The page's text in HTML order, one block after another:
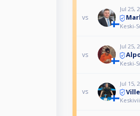
vs
Jul 25,
Keski-
vs
Jul 25,
Keski-
vs
Jul 15,